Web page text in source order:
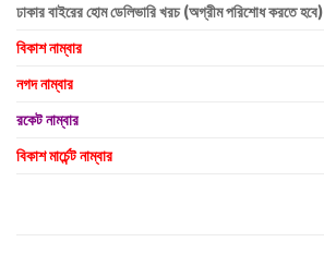
ঢাকার বাইরের হোম ডেলিভারি খরচ (অগ্রীম পরিশোধ করতে হবে)
বিকাশ নাম্বার
নগদ নাম্বার
রকেট নাম্বার
বিকাশ মার্চেন্ট নাম্বার